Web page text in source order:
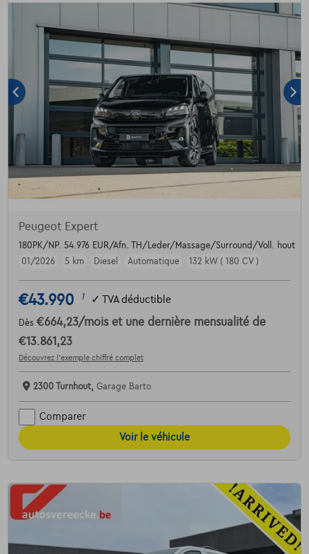
Peugeot Expert
180PK/NP. 54.976 EUR/Afn. TH/Leder/Massage/Surround/Voll. hout
01/2026
5 km Diesel Automatique 132 kW ( 180 CV )
€43.990 1 ✓ TVA déductible
Dès €664,23/mois et une dernière mensualité de
€13.861,23
Découvrez l’exemple chiffré complet
2300 Turnhout, Garage Barto
Comparer
Voir le véhicule